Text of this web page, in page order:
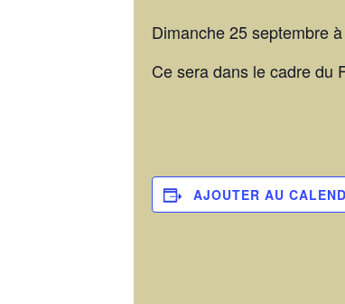
Dimanche 25 septembre
Ce sera dans le cadre du
AJOUTER AU